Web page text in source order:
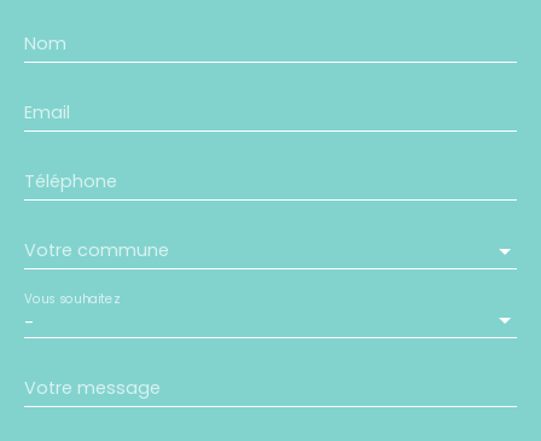
Nom
Email
Téléphone
Votre commune
-
Vous souhaitez
Votre message